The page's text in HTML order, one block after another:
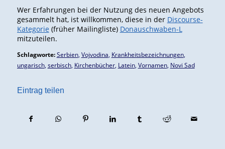
Wer Erfahrungen bei der Nutzung des neuen Angebots
gesammelt hat, ist willkommen, diese in der Discourse-
Kategorie (früher Mailingliste) Donauschwaben-L
mitzuteilen.
Schlagworte: Serbien, Vojvodina Krankheitsbezeichnungen,
ungarisch, serbisch, Kirchenbücher, Latein, Vornamen, Novi Sad
Eintrag teilen